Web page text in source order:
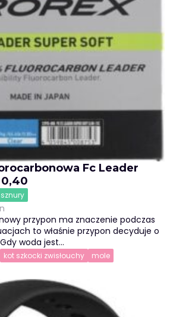
Fc Leader
sznury
przypon ma znaczenie podczas
to właśnie przypon decyduje o
woda jest…
kot szkocki zwisłouchy
mole